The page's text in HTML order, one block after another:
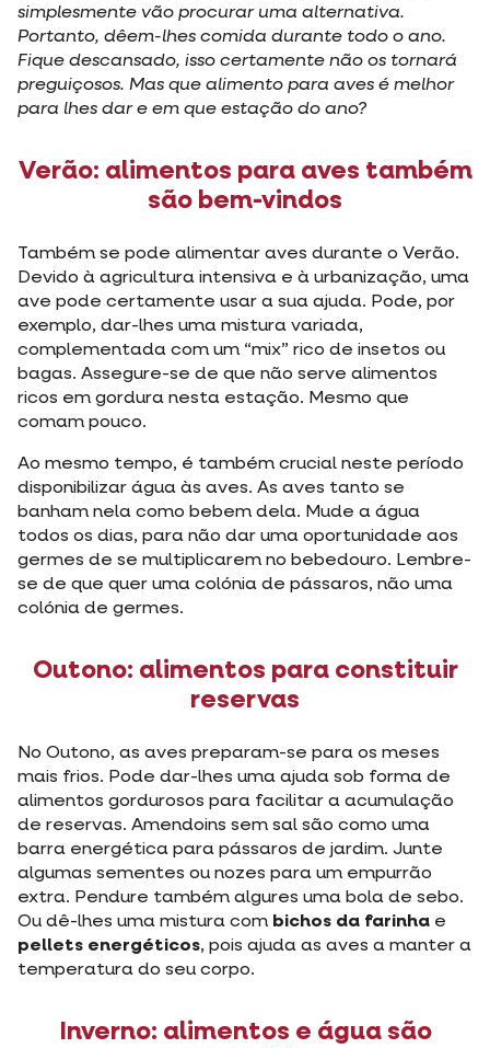
simplesmente vão procurar uma alternativa.
Portanto, dêem-lhes comida durante todo o ano.
Fique descansado, isso certamente não os tornará
preguiçosos. Mas que alimento para aves é melhor
para lhes dar e em que estação do ano?
Verão: alimentos para aves também
são bem-vindos
Também se pode alimentar aves durante o Verão.
Devido à agricultura intensiva e à urbanização, uma
ave pode certamente usar a sua ajuda. Pode, por
exemplo, dar-lhes uma mistura variada,
complementada com um “mix” rico de insetos ou
bagas. Assegure-se de que não serve alimentos
ricos em gordura nesta estação. Mesmo que
comam pouco.
Ao mesmo tempo, é também crucial neste período
disponibilizar água às aves. As aves tanto se
banham nela como bebem dela. Mude a água
todos os dias, para não dar uma oportunidade aos
germes de se multiplicarem no bebedouro. Lembre-
se de que quer uma colónia de pássaros, não uma
colónia de germes.
Outono: alimentos para constituir
reservas
No Outono, as aves preparam-se para os meses
mais frios. Pode dar-lhes uma ajuda sob forma de
alimentos gordurosos para facilitar a acumulação
de reservas. Amendoins sem sal são como uma
barra energética para pássaros de jardim. Junte
algumas sementes ou nozes para um empurrão
extra. Pendure também algures uma bola de sebo.
Ou dê-lhes uma mistura com bichos da farinha e
pellets energéticos, pois ajuda as aves a manter a
temperatura do seu corpo.
Inverno: alimentos e água são